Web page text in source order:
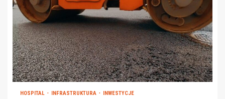
HOSPITAL INFRASTRUKTURA INWESTYCJE